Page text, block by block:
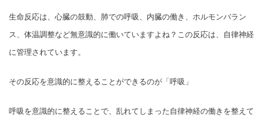
生命反応は、心臓の鼓動、肺での呼吸、内臓の働き、ホルモンバラン
ス、体温調整など無意識的に働いていますよね？この反応は、自律神経
に管理されています。
その反応を意識的に整えることができるのが「呼吸」
呼吸を意識的に整えることで、乱れてしまった自律神経の働きを整えて